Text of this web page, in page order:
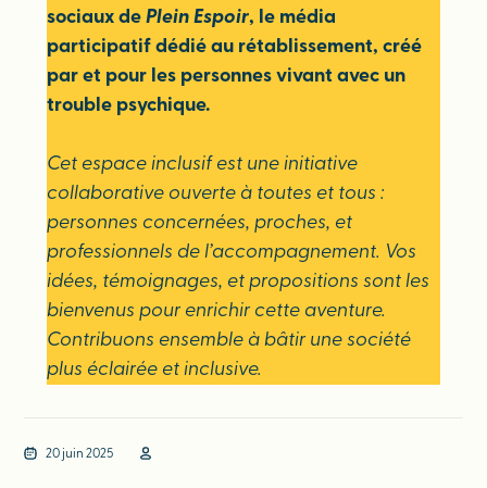
sociaux de Plein Espoir, le média
participatif dédié au rétablissement, créé
par et pour les personnes vivant avec un
trouble psychique.
Cet espace inclusif est une initiative
collaborative ouverte à toutes et tous :
personnes concernées, proches, et
professionnels de l’accompagnement. Vos
idées, témoignages, et propositions sont les
bienvenus pour enrichir cette aventure.
Contribuons ensemble à bâtir une société
plus éclairée et inclusive.
20 juin 2025